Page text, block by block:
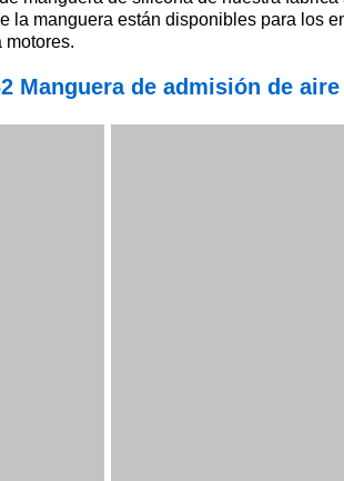
la manguera están disponibles para los
motores.
Manguera de admisión de